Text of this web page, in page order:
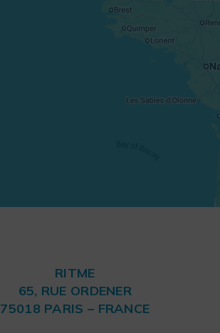
RITME
65, RUE ORDENER
75018 PARIS – FRANCE